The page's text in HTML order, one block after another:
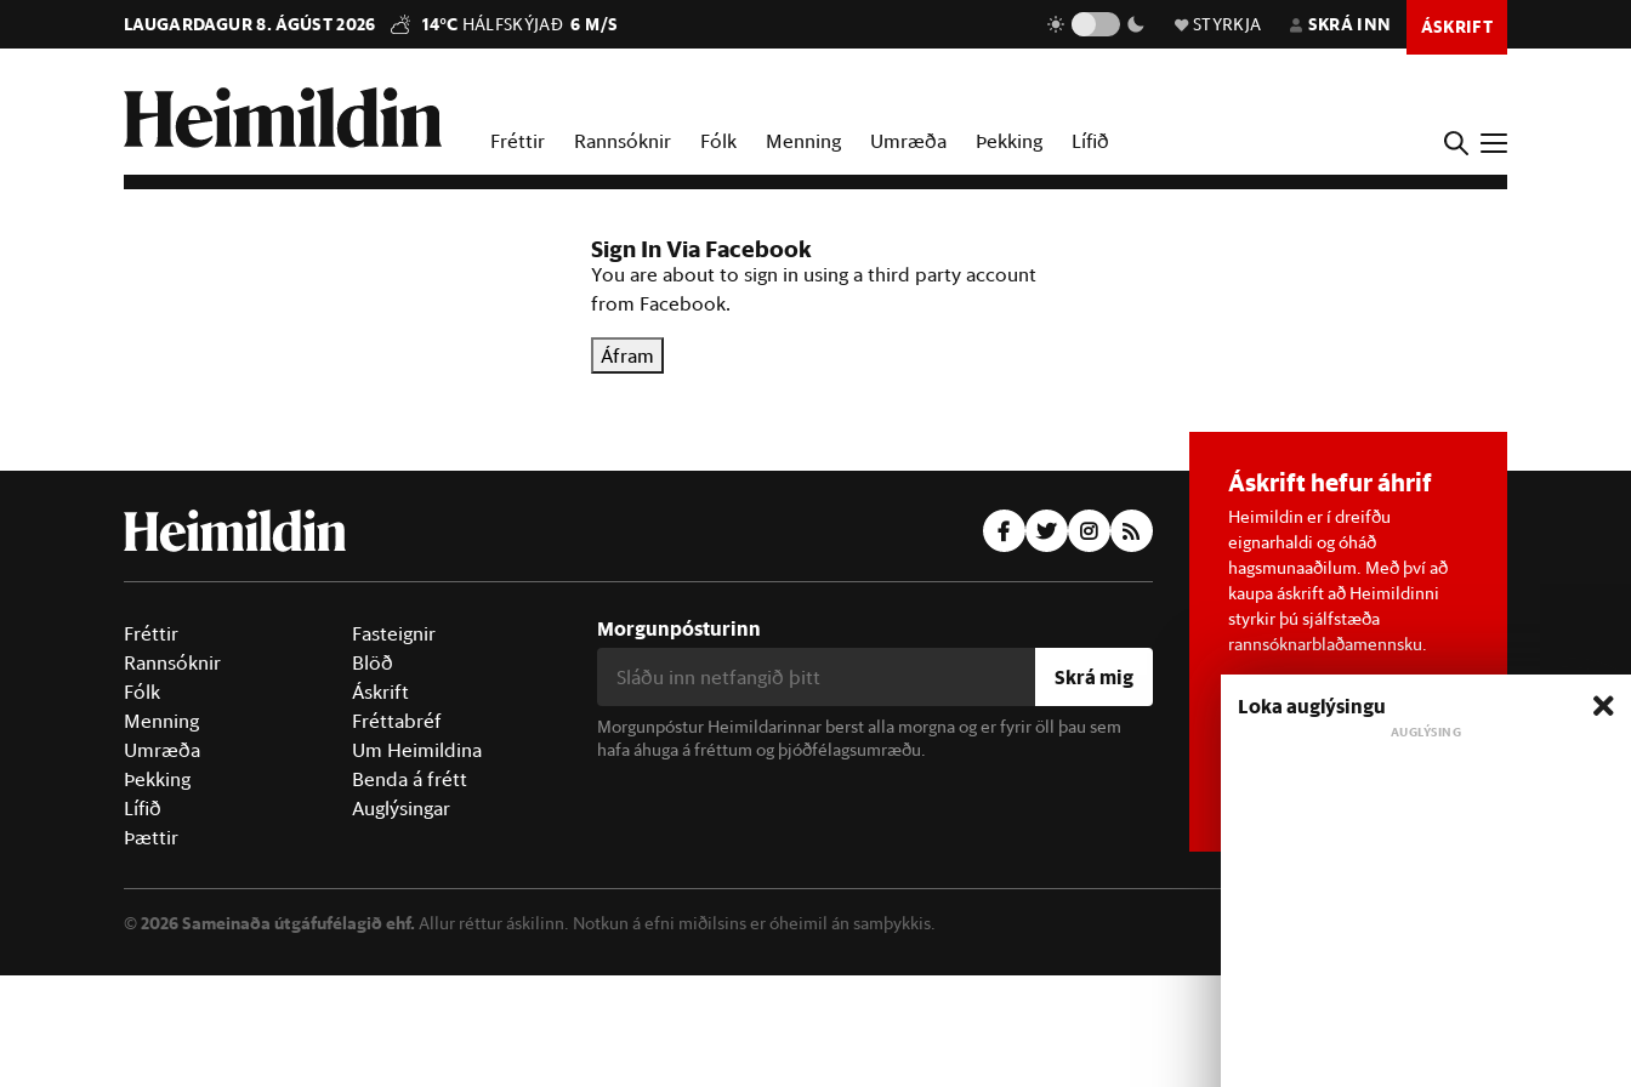
LAUGARDAGUR 8. ÁGÚST 2026 14°C HÁLFSKÝJAÐ 6 M/S STYRKJA SKRÁ INN ÁSKRIFT
Fréttir Rannsóknir Fólk Menning Umræða Þekking Lífið
Sign In Via Facebook
You are about to sign in using a third party account
from Facebook.
Áfram
Fréttir
Rannsóknir
Fólk
Menning
Umræða
Þekking
Lífið
Þættir
Fasteignir
Blöð
Áskrift
Fréttabréf
Um Heimildina
Benda á frétt
Auglýsingar
Morgunpósturinn
Skrá mig
Morgunpóstur Heimildarinnar berst alla morgna og er fyrir öll þau sem
hafa áhuga á fréttum og þjóðfélagsumræðu.
Áskrift hefur áhrif
Heimildin er í dreifðu
eignarhaldi og óháð
hagsmunaaðilum. Með því að
kaupa áskrift að Heimildinni
styrkir þú sjálfstæða
rannsóknarblaðamennsku.
©2026 Sameinaða útgáfufélagið ehf. Allur réttur áskilinn. Notkun á efni miðilsins er óheimil án samþykkis.
Loka auglýsingu